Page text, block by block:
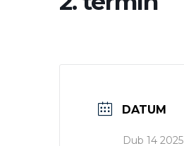
DATUM
Dub 14 2025